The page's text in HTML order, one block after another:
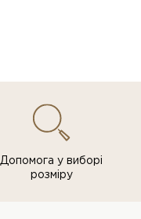
Допомога у виборі
розміру